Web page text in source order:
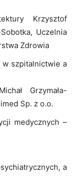
Krzysztof
Sobotka, Uczelnia
Zdrowia
w szpitalnictwie a
Grzymała-
Sp. z o.o.
medycznych –
a